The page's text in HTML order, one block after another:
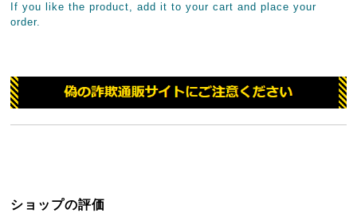
If you like the product, add it to your cart and place your
order.
ショップの評価